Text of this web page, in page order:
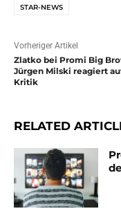
STAR-NEWS
Vorheriger Artikel
Zlatko bei Promi Big
Jürgen Milski reagiert
Kritik
RELATED